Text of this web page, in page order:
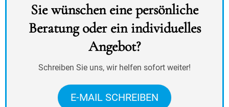
Sie wünschen eine persönliche
Beratung oder ein individuelles
Angebot?
Schreiben Sie uns, wir helfen sofort weiter!
E-MAIL SCHREIBEN